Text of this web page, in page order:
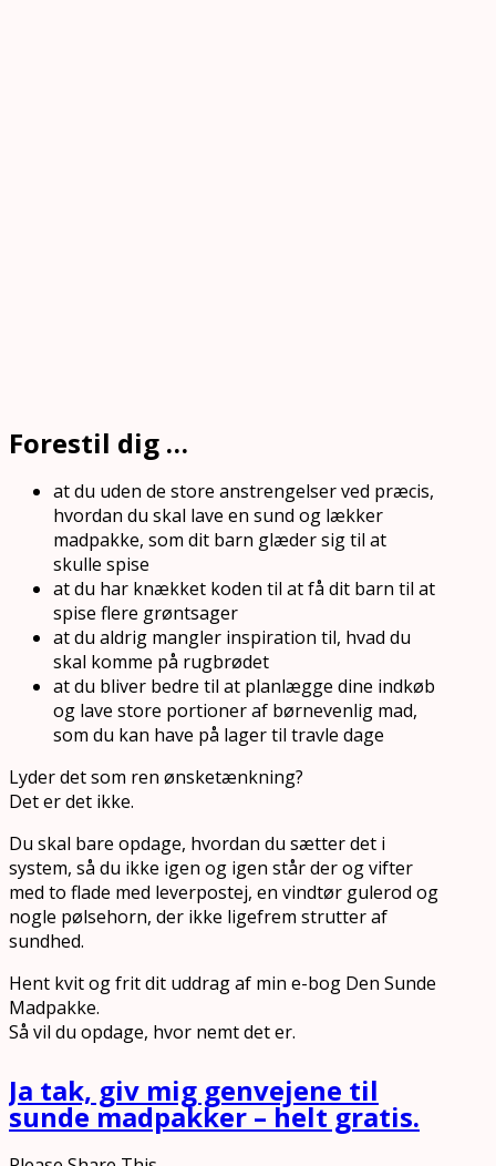
Forestil dig …
at du uden de store anstrengelser ved præcis,
hvordan du skal lave en sund og lækker
madpakke, som dit barn glæder sig til at
skulle spise
at du har knækket koden til at få dit barn til at
spise flere grøntsager
at du aldrig mangler inspiration til, hvad du
skal komme på rugbrødet
at du bliver bedre til at planlægge dine indkøb
og lave store portioner af børnevenlig mad,
som du kan have på lager til travle dage
Lyder det som ren ønsketænkning?
Det er det ikke.
Du skal bare opdage, hvordan du sætter det i
system, så du ikke igen og igen står der og vifter
med to flade med leverpostej, en vindtør gulerod og
nogle pølsehorn, der ikke ligefrem strutter af
sundhed.
Hent kvit og frit dit uddrag af min e-bog Den Sunde
Madpakke.
Så vil du opdage, hvor nemt det er.
Ja tak, giv mig genvejene til
sunde madpakker – helt gratis.